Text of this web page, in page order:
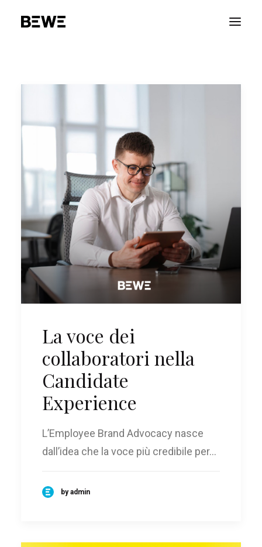
CONTATTACI
La voce dei
collaboratori nella
Candidate
Experience
L’Employee Brand Advocacy nasce
dall’idea che la voce più credibile per…
by admin